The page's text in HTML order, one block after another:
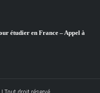
étudier en France – Appel à